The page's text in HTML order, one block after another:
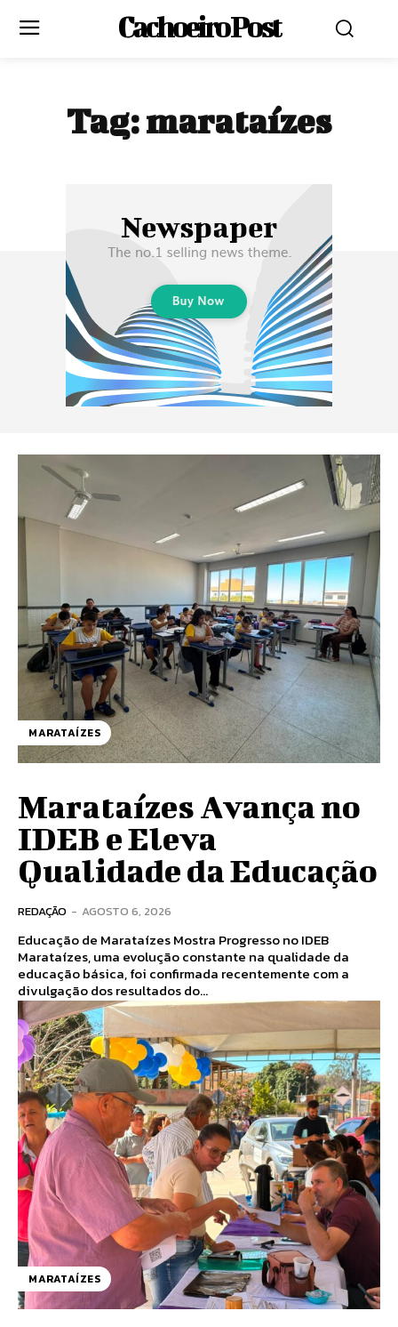
Cachoeiro Post
Tag:marataízes
MARATAÍZES
Marataízes Avança no
IDEB e Eleva
Qualidade da Educação
REDAÇÃO - AGOSTO 6, 2026
Educação de Marataízes Mostra Progresso no IDEB
Marataízes, uma evolução constante na qualidade da
educação básica, foi confirmada recentemente com a
divulgação dos resultados do...
MARATAÍZES